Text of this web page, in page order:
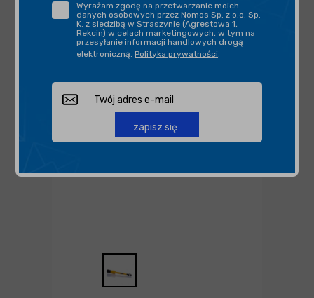
Wyrażam zgodę na przetwarzanie moich
danych osobowych przez Nomos Sp. z o.o. Sp.
K. z siedzibą w Straszynie (Agrestowa 1,
Rekcin) w celach marketingowych, w tym na
przesyłanie informacji handlowych drogą
elektroniczną. Polityka prywatności.
zapisz się